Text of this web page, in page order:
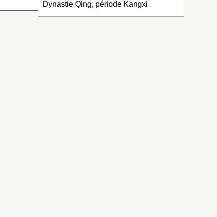
Dynastie Qing, période Kangxi